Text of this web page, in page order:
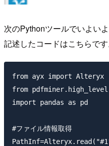
次のPythonツールでいよい
記述したコードはこちらです
from ayx import Alteryx
from
import pandas as pd
#ファイル情報取得